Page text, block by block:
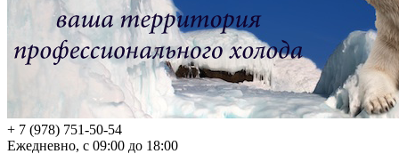
+ 7 (978) 751-50-54
Ежедневно, с 09:00 до 18:00